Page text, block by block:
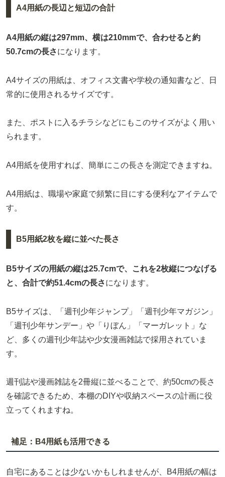
A4用紙の長辺と短辺の合計
A4用紙の縦は297mm、横は210mmで、合わせると約
50.7cmの長さになります。
A4サイズの用紙は、オフィス文書や学校の通知書など、日
常的に使用されるサイズです。
また、ポストに入るチラシなどにもこのサイズがよく用い
られます。
A4用紙を使用すれば、簡単にこの長さを測定できますね。
A4用紙は、職場や家庭で頻繁に目にする便利なアイテムで
す。
B5用紙2枚を縦に並べた長さ
B5サイズの用紙の縦は25.7cmで、これを2枚縦につなげる
と、合計で約51.4cmの長さになります。
B5サイズは、「週刊少年ジャンプ」「週刊少年マガジン」
「週刊少年サンデー」や「りぼん」「マーガレット」な
ど、多くの週刊少年誌や少女漫画雑誌で採用されていま
す。
週刊誌や漫画雑誌を2冊縦に並べることで、約50cmの長さ
を確認できるため、本棚のDIYや収納スペースの計画に役
立ってくれますね。
補足：B4用紙も活用できる
自宅にあることは少ないかもしれませんが、B4用紙の幅は